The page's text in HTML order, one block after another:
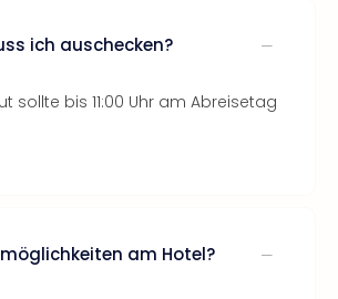
ich auschecken?
sollte bis 11:00 Uhr am Abreisetag
am Hotel?